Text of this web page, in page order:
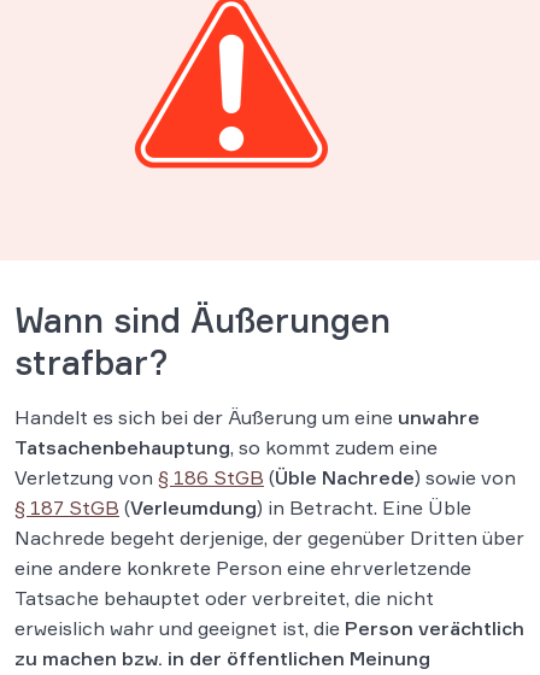
Wann sind Äußerungen
strafbar?
Handelt es sich bei der Äußerung um eine unwahre
Tatsachenbehauptung, so kommt zudem eine
Verletzung von § 186 StGB (Üble Nachrede) sowie von
§ 187 StGB (Verleumdung) in Betracht. Eine Üble
Nachrede begeht derjenige, der gegenüber Dritten über
eine andere konkrete Person eine ehrverletzende
Tatsache behauptet oder verbreitet, die nicht
erweislich wahr und geeignet ist, die Person verächtlich
zu machen bzw. in der öffentlichen Meinung